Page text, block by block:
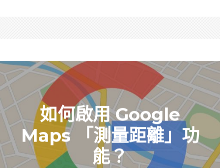
如何啟用 Google
Maps 「測量距離」功
能？